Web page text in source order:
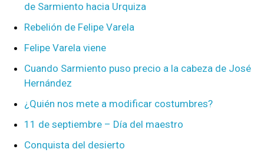
de Sarmiento hacia Urquiza
Rebelión de Felipe Varela
Felipe Varela viene
Cuando Sarmiento puso precio a la cabeza de José
Hernández
¿Quién nos mete a modificar costumbres?
11 de septiembre – Día del maestro
Conquista del desierto